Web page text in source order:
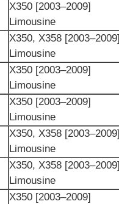
X350 [2003–2009]
Limousine
X350, X358 [2003–2009]
Limousine
X350 [2003–2009]
Limousine
X350 [2003–2009]
Limousine
X350, X358 [2003–2009]
Limousine
X350, X358 [2003–2009]
Limousine
X350 [2003–2009]